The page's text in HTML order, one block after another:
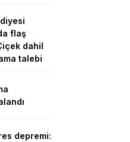
flaş
dahil
talebi
depremi: